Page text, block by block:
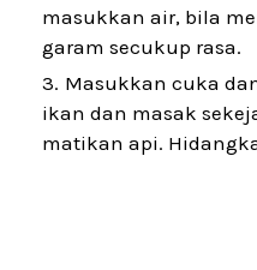
masukkan air, bila
garam secukup rasa.
Masukkan cuka
ikan dan masak
matikan api.